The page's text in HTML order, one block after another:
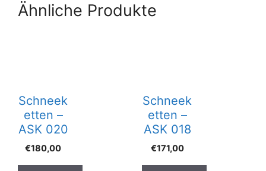
Ähnliche Produkte
Schneek
etten –
ASK 020
€180,00
Schneek
etten –
ASK 018
€171,00